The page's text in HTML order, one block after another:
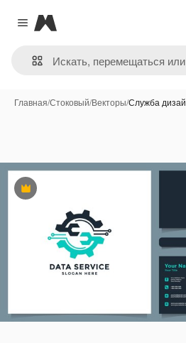
Close menu
Magnific
Главная/Стоковый/Векторы/Служба
Премиум